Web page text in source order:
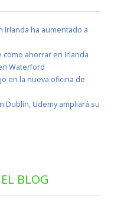
Irlanda ha aumentado a
ahorrar en Irlanda
Waterford
en la nueva oficina de
Dublín, Udemy ampliará su
BLOG